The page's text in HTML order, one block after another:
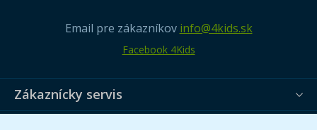
Email pre zákazníkov info@4kids.sk
Facebook 4Kids
Zákaznícky servis